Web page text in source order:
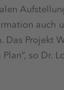
auch
Das Projekt
so Dr.